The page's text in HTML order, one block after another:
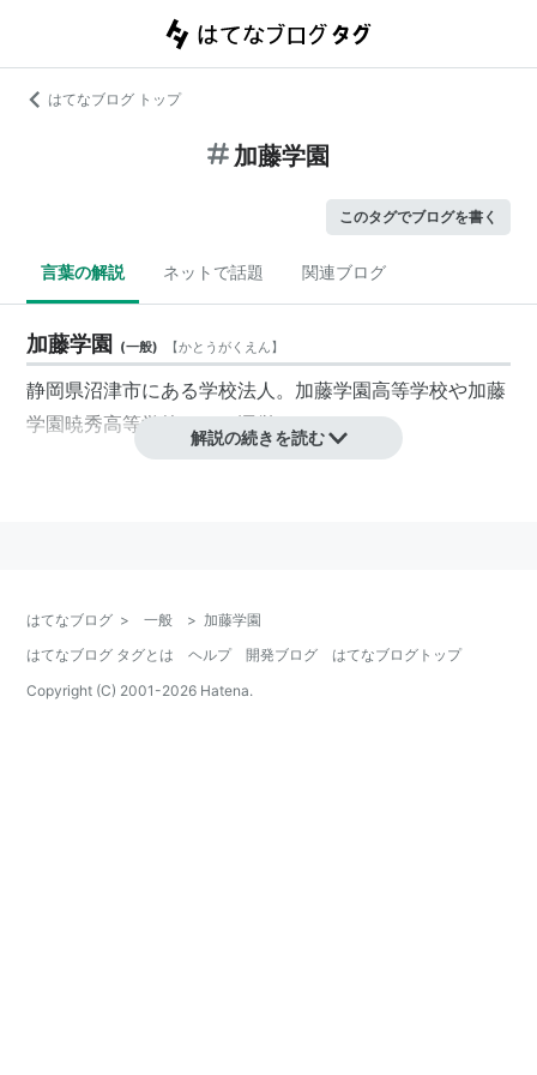
はてなブログ トップ
加藤学園
このタグでブログを書く
言葉の解説 ネットで話題 関連ブログ
加藤学園 (一般) 【かとうがくえん】
静岡県沼津市にある学校法人。加藤学園高等学校や加藤
学園暁秀高等学校などを運営している。
解説の続きを読む
はてなブログ > 一般 > 加藤学園
はてなブログ タグとは
ヘルプ 開発ブログ
はてなブログトップ
Copyright (C) 2001-2026 Hatena.